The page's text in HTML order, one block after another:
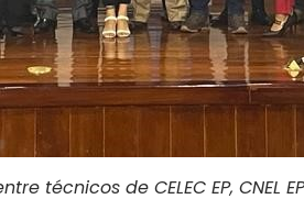
técnicos de CELEC EP, CNEL